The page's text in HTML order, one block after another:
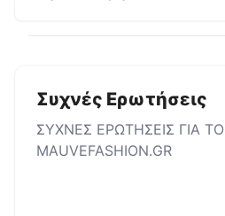
Συχνές Ερωτήσεις
ΣΥΧΝΕΣ ΕΡΩΤΗΣΕΙΣ ΓΙΑ ΤΟ
MAUVEFASHION.GR